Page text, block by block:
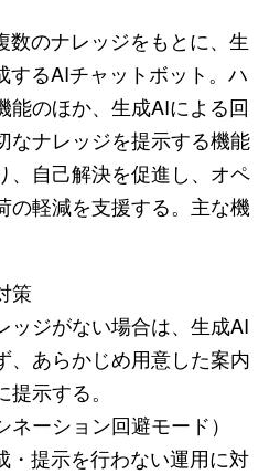
数のナレッジをもとに、生
するAIチャットボット。ハ
能のほか、生成AIによる回
なナレッジを提示する機能
、自己解決を促進し、オペ
の軽減を支援する。主な機
策
ッジがない場合は、生成AI
、あらかじめ用意した案内
示する。
ネーション回避モード）
・提示を行わない運用に対